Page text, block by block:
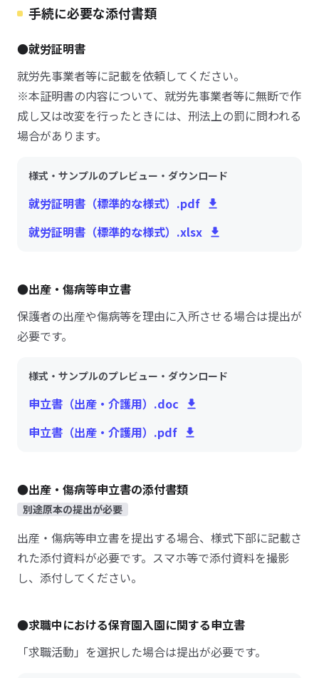
手続に必要な添付書類
●就労証明書
就労先事業者等に記載を依頼してください。
※本証明書の内容について、就労先事業者等に無断で作
成し又は改変を行ったときには、刑法上の罰に問われる
場合があります。
様式・サンプルのプレビュー・ダウンロード
就労証明書（標準的な様式）.pdf
就労証明書（標準的な様式）.xlsx
●出産・傷病等申立書
保護者の出産や傷病等を理由に入所させる場合は提出が
必要です。
様式・サンプルのプレビュー・ダウンロード
申立書（出産・介護用）.doc
申立書（出産・介護用）.pdf
●出産・傷病等申立書の添付書類
別途原本の提出が必要
出産・傷病等申立書を提出する場合、様式下部に記載さ
れた添付資料が必要です。スマホ等で添付資料を撮影
し、添付してください。
●求職中における保育園入園に関する申立書
「求職活動」を選択した場合は提出が必要です。